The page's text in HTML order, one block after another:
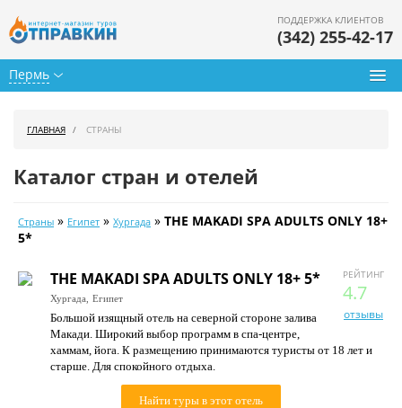
Пермь
ПОДДЕРЖКА КЛИЕНТОВ
(342) 255-42-17
Календарь туров
Цены дня
Страны
Как купить
ГЛАВНАЯ СТРАНЫ
Каталог стран и отелей
Страны » Египет » Хургада » THE MAKADI SPA ADULTS ONLY 18+
5*
РЕЙТИНГ
4.7
отзывы
THE MAKADI SPA ADULTS ONLY 18+ 5*
Хургада, Египет
Большой изящный отель на северной стороне залива
Макади. Широкий выбор программ в спа-центре,
хаммам, йога. К размещению принимаются туристы от 18 лет и
старше. Для спокойного отдыха.
Найти туры в этот отель